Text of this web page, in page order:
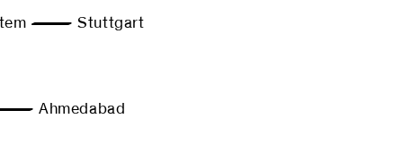
— Stuttgart
Ahmedabad